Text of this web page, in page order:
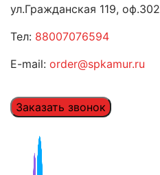
ул.Гражданская 119, оф.302
Тел: 88007076594
E-mail: order@spkamur.ru
Заказать звонок